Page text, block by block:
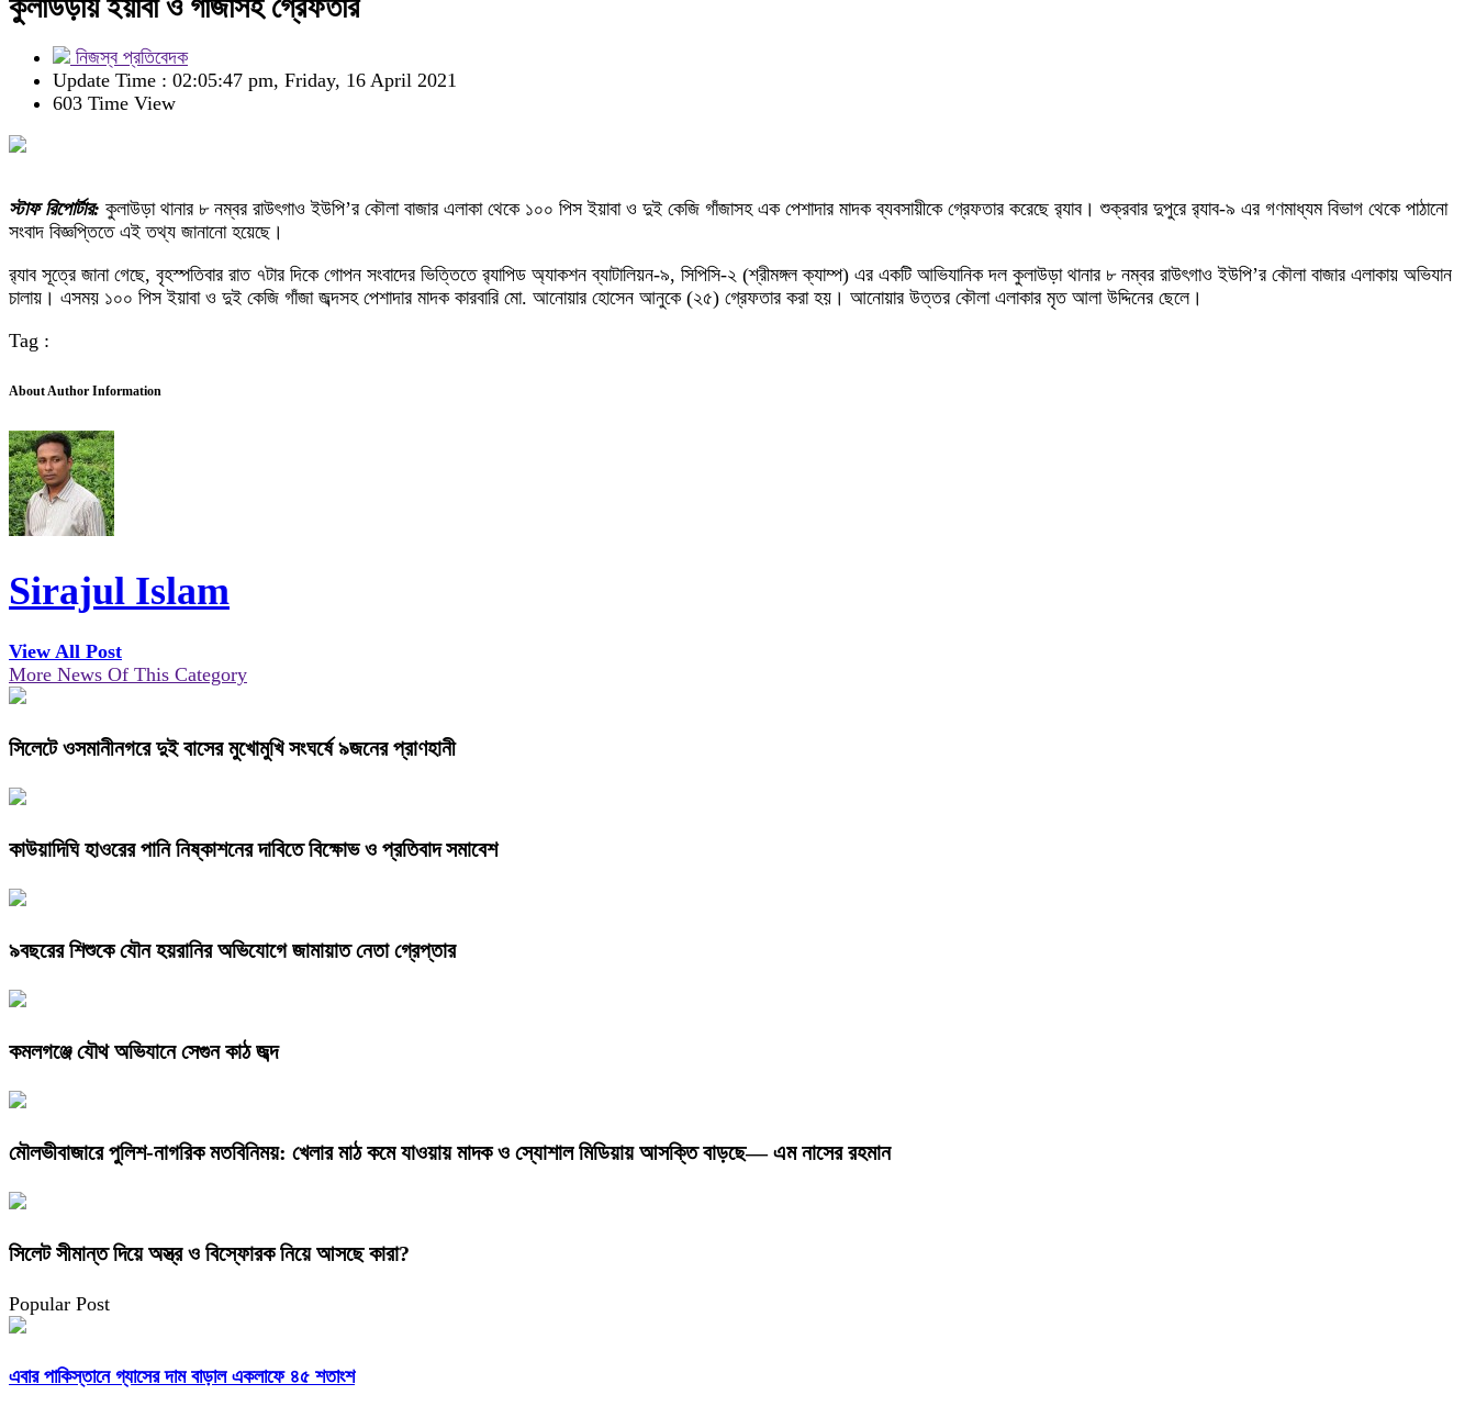
কুলাউড়ায় ইয়াবা ও গাঁজাসহ গ্রেফতার
নিজস্ব প্রতিবেদক
Update Time : 02:05:47 pm, Friday, 16 April 2021
603 Time View
স্টাফ রিপোর্টার: কুলাউড়া থানার ৮ নম্বর রাউৎগাও ইউপি’র কৌলা বাজার এলাকা থেকে ১০০ পিস ইয়াবা ও দুই কেজি গাঁজাসহ এক পেশাদার মাদক ব্যবসায়ীকে গ্রেফতার করেছে র‌্যাব। শুক্রবার দুপুরে র‌্যাব-৯ এর গণমাধ্যম বিভাগ থেকে পাঠানো
সংবাদ বিজ্ঞপ্তিতে এই তথ্য জানানো হয়েছে।
র‌্যাব সূত্রে জানা গেছে, বৃহস্পতিবার রাত ৭টার দিকে গোপন সংবাদের ভিত্তিতে র‌্যাপিড অ্যাকশন ব্যাটালিয়ন-৯, সিপিসি-২ (শ্রীমঙ্গল ক্যাম্প) এর একটি আভিযানিক দল কুলাউড়া থানার ৮ নম্বর রাউৎগাও ইউপি’র কৌলা বাজার এলাকায় অভিযান
চালায়। এসময় ১০০ পিস ইয়াবা ও দুই কেজি গাঁজা জব্দসহ পেশাদার মাদক কারবারি মো. আনোয়ার হোসেন আনুকে (২৫) গ্রেফতার করা হয়। আনোয়ার উত্তর কৌলা এলাকার মৃত আলা উদ্দিনের ছেলে।
Tag :
About Author Information
Sirajul Islam
View All Post
More News Of This Category
সিলেটে ওসমানীনগরে দুই বাসের মুখোমুখি সংঘর্ষে ৯জনের প্রাণহানী
কাউয়াদিঘি হাওরের পানি নিষ্কাশনের দাবিতে বিক্ষোভ ও প্রতিবাদ সমাবেশ
৯বছরের শিশুকে যৌন হয়রানির অভিযোগে জামায়াত নেতা গ্রেপ্তার
কমলগঞ্জে যৌথ অভিযানে সেগুন কাঠ জব্দ
মৌলভীবাজারে পুলিশ-নাগরিক মতবিনিময়: খেলার মাঠ কমে যাওয়ায় মাদক ও স্যোশাল মিডিয়ায় আসক্তি বাড়ছে— এম নাসের রহমান
সিলেট সীমান্ত দিয়ে অস্ত্র ও বিস্ফোরক নিয়ে আসছে কারা?
Popular Post
এবার পাকিস্তানে গ্যাসের দাম বাড়াল একলাফে ৪৫ শতাংশ